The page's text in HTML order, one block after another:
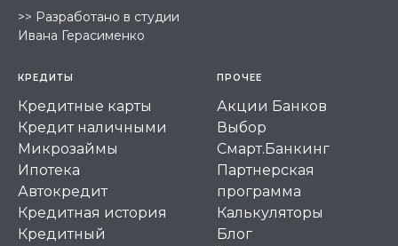
>> Разработано в студии
Ивана Герасименко
КРЕДИТЫ
Кредитные карты
Кредит наличными
Микрозаймы
Ипотека
Автокредит
Кредитная история
Кредитный
ПРОЧЕЕ
Акции Банков
Выбор
Смарт.Банкинг
Партнерская
программа
Калькуляторы
Блог